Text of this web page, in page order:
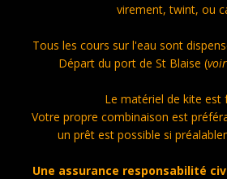
virement, twint, ou
Tous les cours sur l'eau sont
Départ du port de St Blaise (
Le matériel de kite est
Votre propre combinaison est
un prêt est possible si
Une assurance responsabilité